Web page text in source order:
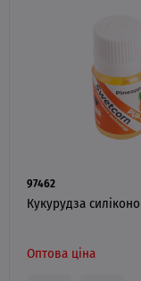
97462
Кукурудза
Оптова ціна